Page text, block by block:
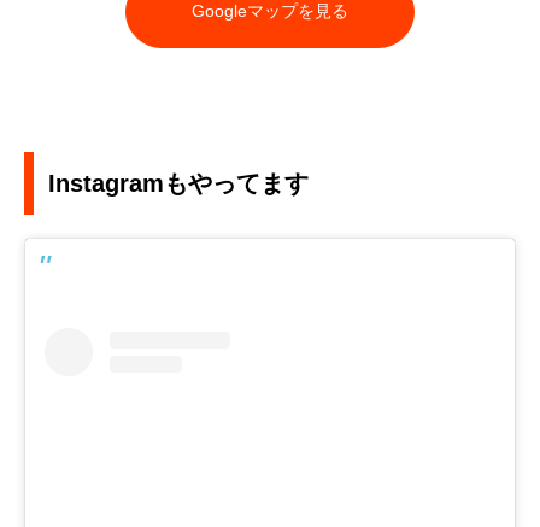
Googleマップを見る
Instagramもやってます